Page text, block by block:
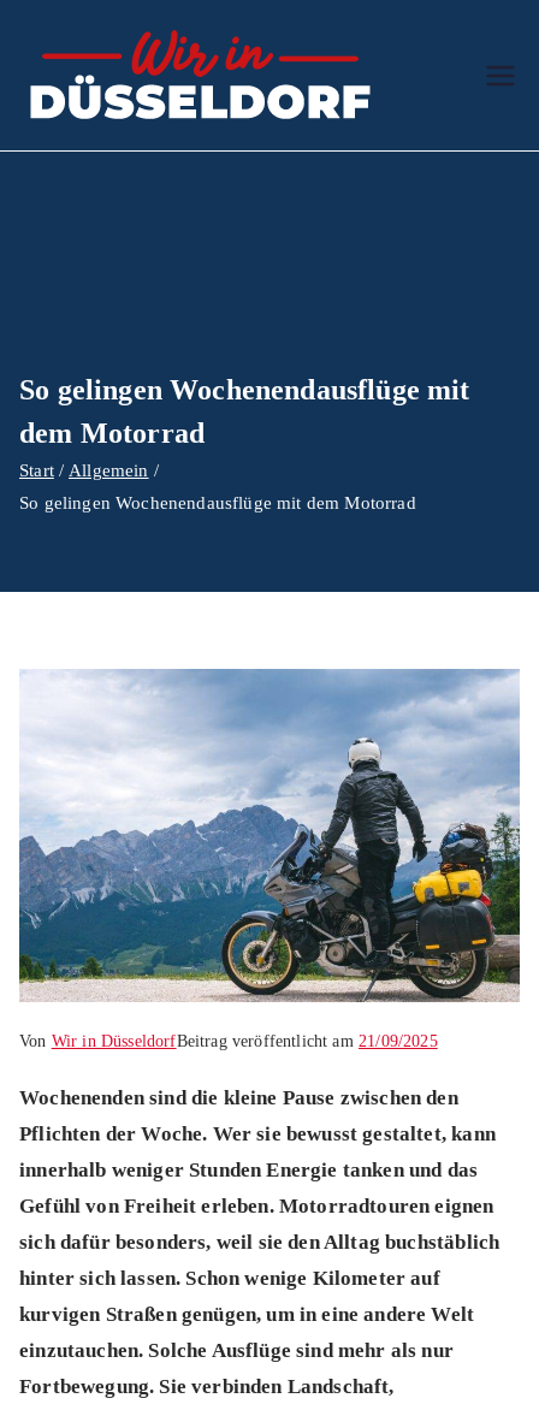
Inhalt
springen
Düssel
So gelingen Wochenendausflüge mit
dem Motorrad
Start
Allgemein
So gelingen Wochenendausflüge mit dem Motorrad
Von Wir in DüsseldorfBeitrag veröffentlicht am 21/09/2025
Wochenenden sind die kleine Pause zwischen den
Pflichten der Woche. Wer sie bewusst gestaltet, kann
innerhalb weniger Stunden Energie tanken und das
Gefühl von Freiheit erleben. Motorradtouren eignen
sich dafür besonders, weil sie den Alltag buchstäblich
hinter sich lassen. Schon wenige Kilometer auf
kurvigen Straßen genügen, um in eine andere Welt
einzutauchen. Solche Ausflüge sind mehr als nur
Fortbewegung. Sie verbinden Landschaft,